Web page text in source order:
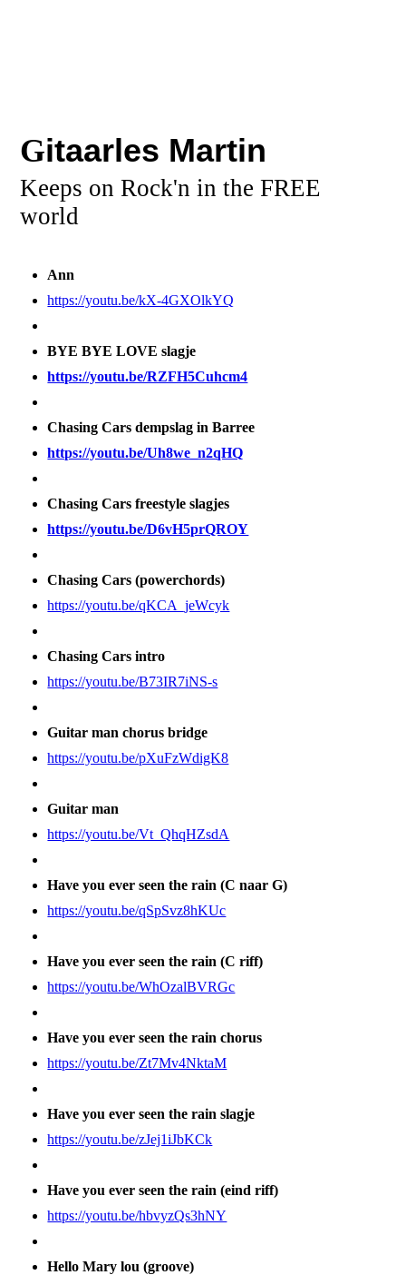
Gitaarles Martin
Keeps on Rock'n in the FREE
world
Ann
https://youtu.be/kX-4GXOlkYQ
BYE BYE LOVE slagje
https://youtu.be/RZFH5Cuhcm4
Chasing Cars dempslag in Barree
https://youtu.be/Uh8we_n2qHQ
Chasing Cars freestyle slagjes
https://youtu.be/D6vH5prQROY
Chasing Cars (powerchords)
https://youtu.be/qKCA_jeWcyk
Chasing Cars intro
https://youtu.be/B73IR7iNS-s
Guitar man chorus bridge
https://youtu.be/pXuFzWdigK8
Guitar man
https://youtu.be/Vt_QhqHZsdA
Have you ever seen the rain (C naar G)
https://youtu.be/qSpSvz8hKUc
Have you ever seen the rain (C riff)
https://youtu.be/WhOzalBVRGc
Have you ever seen the rain chorus
https://youtu.be/Zt7Mv4NktaM
Have you ever seen the rain slagje
https://youtu.be/zJej1iJbKCk
Have you ever seen the rain (eind riff)
https://youtu.be/hbvyzQs3hNY
Hello Mary lou (groove)